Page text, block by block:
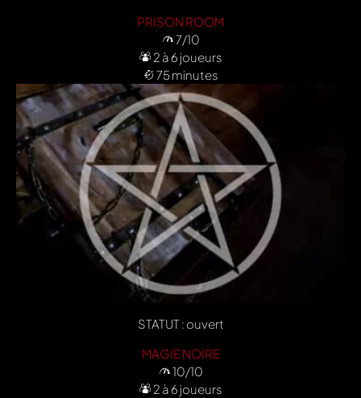
PRISON ROOM
7/10
2 à 6 joueurs
75 minutes
STATUT : ouvert
MAGIE NOIRE
10/10
2 à 6 joueurs